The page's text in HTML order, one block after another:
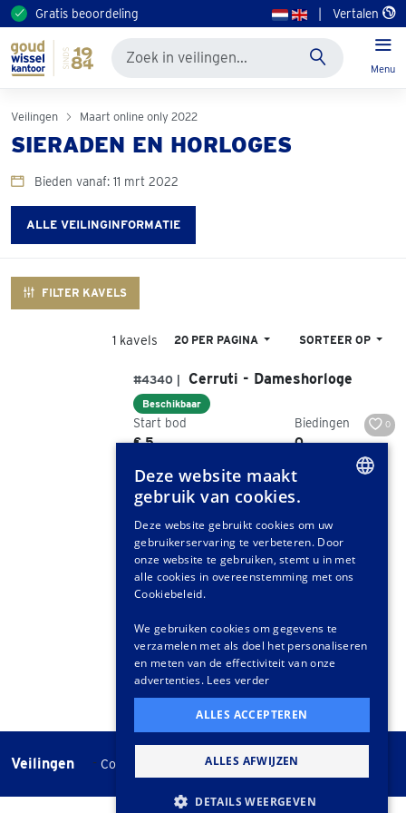
Gratis beoordeling Vertalen
Menu
Veilingen Maart online only 2022
SIERADEN EN HORLOGES
Bieden vanaf: 11 mrt 2022
ALLE VEILINGINFORMATIE
FILTER KAVELS
1 kavels 20 PER PAGINA SORTEER OP
#4340 | Cerruti - Dameshorloge
Beschikbaar
Start bod
€ 5
Biedingen
0
0
Veilingen - Cookie instellingen Veilingvoorwaarden
GERMAN
FRENCH
Deze website maakt
gebruik van cookies.
Deze website gebruikt cookies om uw
gebruikerservaring te verbeteren. Door
onze website te gebruiken, stemt u in met
alle cookies in overeenstemming met ons
Cookiebeleid.
We gebruiken cookies om gegevens te
verzamelen met als doel het personaliseren
en meten van de effectiviteit van onze
advertenties. Lees verder
ALLES ACCEPTEREN
ALLES AFWIJZEN
DETAILS WEERGEVEN